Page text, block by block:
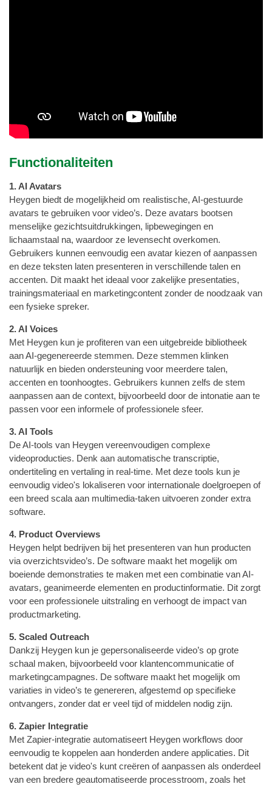
Functionaliteiten
1. AI Avatars
Heygen biedt de mogelijkheid om realistische, AI-gestuurde
avatars te gebruiken voor video’s. Deze avatars bootsen
menselijke gezichtsuitdrukkingen, lipbewegingen en
lichaamstaal na, waardoor ze levensecht overkomen.
Gebruikers kunnen eenvoudig een avatar kiezen of aanpassen
en deze teksten laten presenteren in verschillende talen en
accenten. Dit maakt het ideaal voor zakelijke presentaties,
trainingsmateriaal en marketingcontent zonder de noodzaak van
een fysieke spreker.
2. AI Voices
Met Heygen kun je profiteren van een uitgebreide bibliotheek
aan AI-gegenereerde stemmen. Deze stemmen klinken
natuurlijk en bieden ondersteuning voor meerdere talen,
accenten en toonhoogtes. Gebruikers kunnen zelfs de stem
aanpassen aan de context, bijvoorbeeld door de intonatie aan te
passen voor een informele of professionele sfeer.
3. AI Tools
De AI-tools van Heygen vereenvoudigen complexe
videoproducties. Denk aan automatische transcriptie,
ondertiteling en vertaling in real-time. Met deze tools kun je
eenvoudig video's lokaliseren voor internationale doelgroepen of
een breed scala aan multimedia-taken uitvoeren zonder extra
software.
4. Product Overviews
Heygen helpt bedrijven bij het presenteren van hun producten
via overzichtsvideo’s. De software maakt het mogelijk om
boeiende demonstraties te maken met een combinatie van AI-
avatars, geanimeerde elementen en productinformatie. Dit zorgt
voor een professionele uitstraling en verhoogt de impact van
productmarketing.
5. Scaled Outreach
Dankzij Heygen kun je gepersonaliseerde video’s op grote
schaal maken, bijvoorbeeld voor klantencommunicatie of
marketingcampagnes. De software maakt het mogelijk om
variaties in video’s te genereren, afgestemd op specifieke
ontvangers, zonder dat er veel tijd of middelen nodig zijn.
6. Zapier Integratie
Met Zapier-integratie automatiseert Heygen workflows door
eenvoudig te koppelen aan honderden andere applicaties. Dit
betekent dat je video's kunt creëren of aanpassen als onderdeel
van een bredere geautomatiseerde processtroom, zoals het